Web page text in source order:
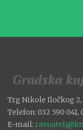
Trg Nikole Iločkog
Telefon: 032 590 041,
E-mail: